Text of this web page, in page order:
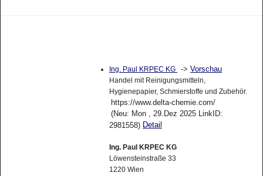
Ing. Paul KRPEC KG -> Vorschau
Handel mit Reinigungsmitteln,
Hygienepapier, Schmierstoffe und Zubehör.
https://www.delta-chemie.com/
(Neu: Mon , 29.Dez 2025 LinkID:
2981558) Detail
Ing. Paul KRPEC KG
Löwensteinstraße 33
1220 Wien